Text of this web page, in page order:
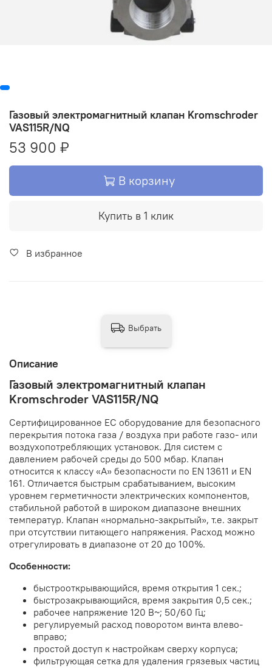
Газовый электромагнитный клапан Kromschroder
VAS115R/NQ
53 900 ₽
В корзину
Купить в 1 клик
В избранное
Описание
Газовый электромагнитный клапан
Kromschroder VAS115R/NQ
Сертифицированное ЕС оборудование для безопасного
перекрытия потока газа / воздуха при работе газо- или
воздухопотребляющих установок. Для систем с
давлением рабочей среды до 500 мбар. Клапан
относится к классу «А» безопасности по EN 13611 и EN
161. Отличается быстрым срабатыванием, высоким
уровнем герметичности электрических компонентов,
стабильной работой в широком диапазоне внешних
температур. Клапан «нормально-закрытый», т.е. закрыт
при отсутствии питающего напряжения. Расход можно
отрегулировать в диапазоне от 20 до 100%.
Особенности:
быстрооткрывающийся, время открытия 1 сек.;
быстрозакрывающийся, время закрытия 0,5 сек.;
рабочее напряжение 120 В~; 50/60 Гц;
регулируемый расход поворотом винта влево-
вправо;
простой доступ к настройкам сверху корпуса;
фильтрующая сетка для удаления грязевых частиц
Выбрать